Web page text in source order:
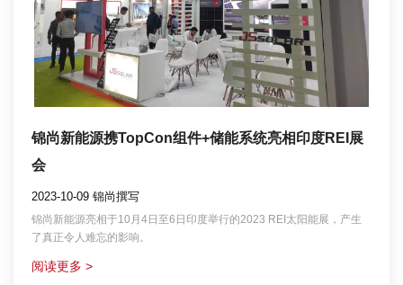
锦尚新能源携TopCon组件+储能系统亮相印度REI展
会
2023-10-09 锦尚撰写
锦尚新能源亮相于10月4日至6日印度举行的2023 REI太阳能展，产生
了真正令人难忘的影响。
阅读更多 >